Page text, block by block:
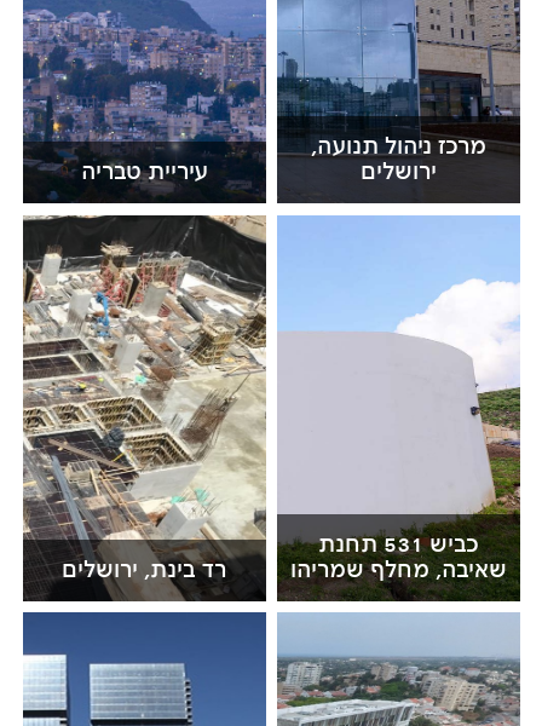
מרכז ניהול תנועה,
ירושלים
עיריית טבריה
כביש 531 תחנת
שאיבה, מחלף שמריהו
רד בינת, ירושלים